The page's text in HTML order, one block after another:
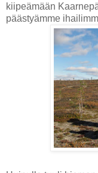
kiipeämään
päästyämme